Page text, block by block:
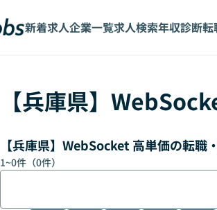
新着求人企業一覧求人検索年収診断転
【兵庫県】
【兵庫県】WebSocket 高単価の転職
1~0件（0件）